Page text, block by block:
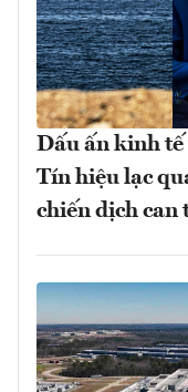
Dấu ấn kinh
Tín hiệu lạc
chiến dịch can